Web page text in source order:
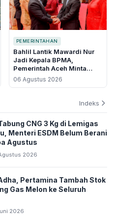
PEMERINTAHAN
Bahlil Lantik Mawardi Nur
Jadi Kepala BPMA,
Pemerintah Aceh Minta
Ganti Nasri Djalal di Tengah
Polemik Blok Andaman
06 Agustus 2026
Indeks
CNG 3 Kg di Lemigas
Menteri ESDM Belum Berani
Agustus
2026
Pertamina Tambah Stok
Gas Melon ke Seluruh
2026